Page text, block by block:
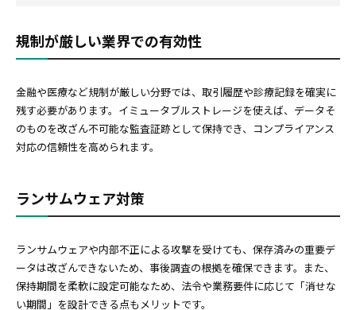
規制が厳しい業界での有効性
金融や医療など規制が厳しい分野では、取引履歴や診療記録を確実に
残す必要があります。イミュータブルストレージを使えば、データそ
のものを改ざん不可能な監査証跡として保持でき、コンプライアンス
対応の信頼性を高められます。
ランサムウェア対策
ランサムウェアや内部不正による攻撃を受けても、保存済みの重要デ
ータは改ざんできないため、事後調査の根拠を確保できます。また、
保持期間を柔軟に設定可能なため、法令や業務要件に応じて「消せな
い期間」を設計できる点もメリットです。